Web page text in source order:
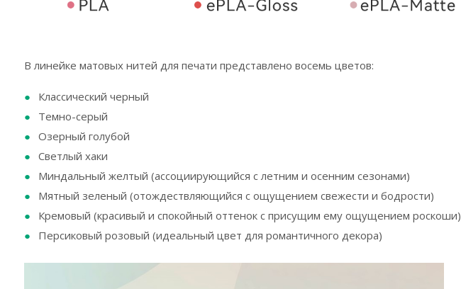
В линейке матовых нитей для печати представлено восемь цветов:
Классический черный
Темно-серый
Озерный голубой
Светлый хаки
Миндальный желтый (ассоциирующийся с летним и осенним сезонами)
Мятный зеленый (отождествляющийся с ощущением свежести и бодрости)
Кремовый (красивый и спокойный оттенок с присущим ему ощущением роскоши)
Персиковый розовый (идеальный цвет для романтичного декора)